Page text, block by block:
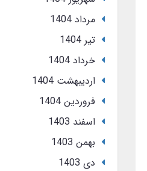
مرداد 1404
تير 1404
خرداد 1404
ارديبهشت 1404
فروردین 1404
اسفند 1403
بهمن 1403
دی 1403